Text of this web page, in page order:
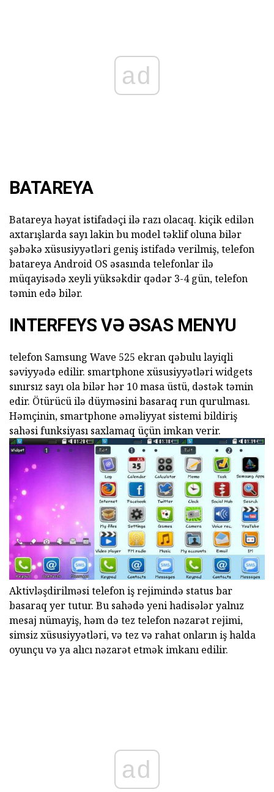
ad
BATAREYA
Batareya həyat istifadəçi ilə razı olacaq. kiçik edilən
axtarışlarda sayı lakin bu model təklif oluna bilər
şəbəkə xüsusiyyətləri geniş istifadə verilmiş, telefon
batareya Android OS əsasında telefonlar ilə
müqayisədə xeyli yüksəkdir qədər 3-4 gün, telefon
təmin edə bilər.
INTERFEYS VƏ ƏSAS MENYU
telefon Samsung Wave 525 ekran qəbulu layiqli
səviyyədə edilir. smartphone xüsusiyyətləri widgets
sınırsız sayı ola bilər hər 10 masa üstü, dəstək təmin
edir. Ötürücü ilə düyməsini basaraq run qurulması.
Həmçinin, smartphone əməliyyat sistemi bildiriş
sahəsi funksiyası saxlamaq üçün imkan verir.
Aktivləşdirilməsi telefon iş rejimində status bar
basaraq yer tutur. Bu sahədə yeni hadisələr yalnız
mesaj nümayiş, həm də tez telefon nəzarət rejimi,
simsiz xüsusiyyətləri, və tez və rahat onların iş halda
oyunçu və ya alıcı nəzarət etmək imkanı edilir.
ad